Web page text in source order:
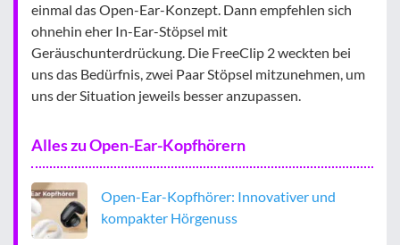
einmal das Open-Ear-Konzept. Dann empfehlen sich
ohnehin eher In-Ear-Stöpsel mit
Geräuschunterdrückung. Die FreeClip 2 weckten bei
uns das Bedürfnis, zwei Paar Stöpsel mitzunehmen, um
uns der Situation jeweils besser anzupassen.
Alles zu Open-Ear-Kopfhörern
Open-Ear-Kopfhörer: Innovativer und
kompakter Hörgenuss